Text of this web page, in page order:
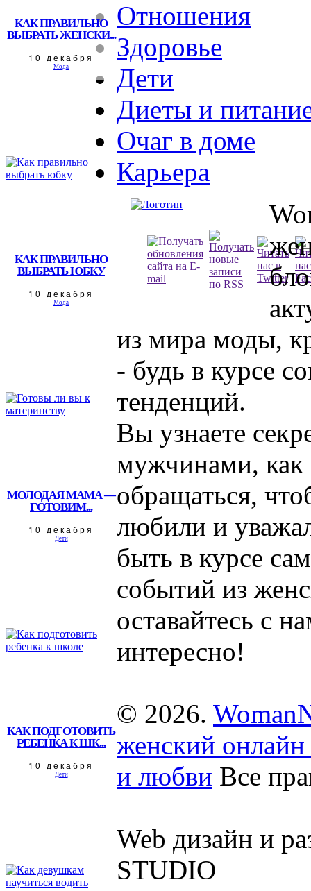
КАК ПРАВИЛЬНО
ВЫБРАТЬ ЖЕНСКИ...
10 декабря
Мода
КАК ПРАВИЛЬНО
ВЫБРАТЬ ЮБКУ
10 декабря
Мода
МОЛОДАЯ МАМА —
ГОТОВИМ...
10 декабря
Дети
КАК ПОДГОТОВИТЬ
РЕБЕНКА К ШК...
10 декабря
Дети
Отношения
Здоровье
Дети
Диеты и
Очаг в доме
Карьера
из мира моды,
- будь в курсе
тенденций.
Вы узнаете
мужчинами,
обращаться,
любили и
быть в курсе
событий из
оставайтесь с
интересно!
© 2026.
женский
и любви Все
Web дизайн и
STUDIO